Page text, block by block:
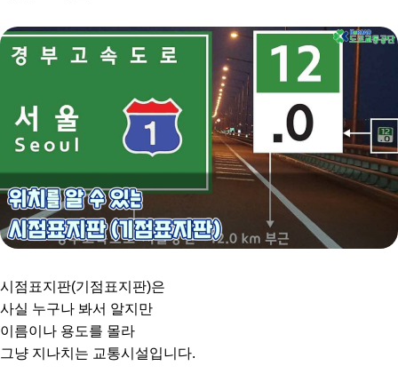
시점표지판(기점표지판)은
사실 누구나 봐서 알지만
이름이나 용도를 몰라
그냥 지나치는 교통시설입니다.